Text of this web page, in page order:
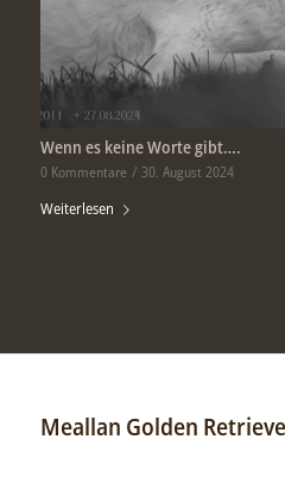
Wenn es keine Worte gibt….
0 Kommentare / 30. August 2024
Weiterlesen
Meallan Golden